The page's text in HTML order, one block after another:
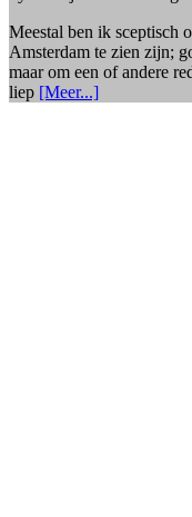
Meestal ben ik sceptisch
Amsterdam te zien zijn;
maar om een of andere
liep [Meer...]